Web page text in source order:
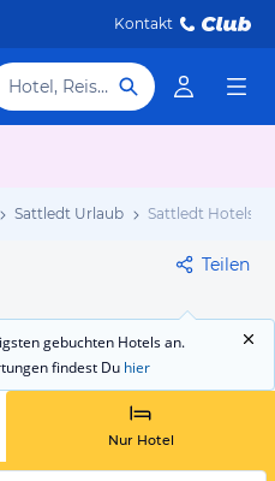
Kontakt
Hotel, Reiseziel
Sattledt Urlaub Sattledt Hotels
Teilen
gebuchten Hotels an.
findest Du hier
Nur Hotel